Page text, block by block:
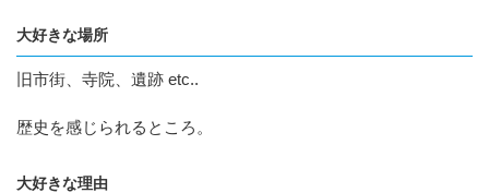
大好きな場所
旧市街、寺院、遺跡 etc..
歴史を感じられるところ。
大好きな理由